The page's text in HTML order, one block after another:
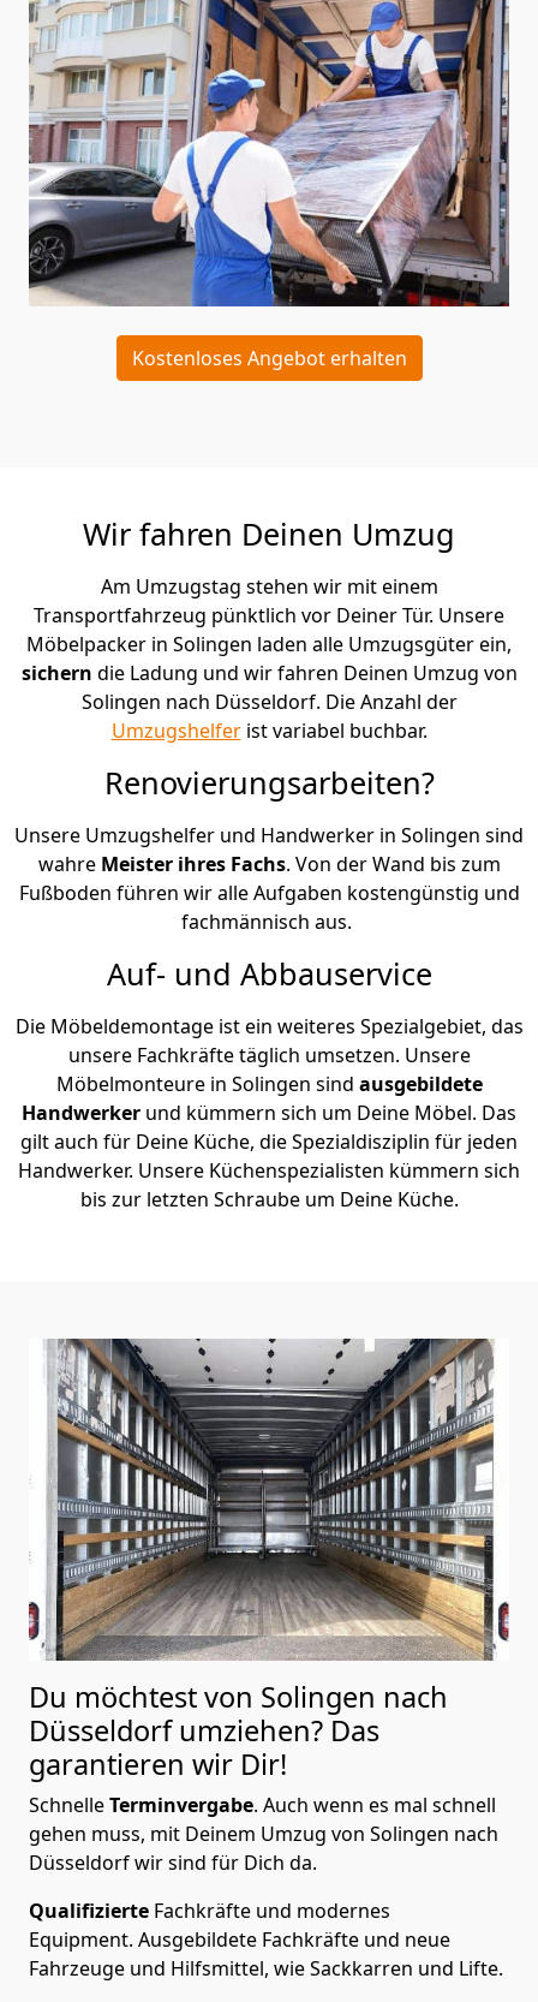
Kostenloses Angebot erhalten
Wir fahren Deinen Umzug
Am Umzugstag stehen wir mit einem
Transportfahrzeug pünktlich vor Deiner Tür. Unsere
Möbelpacker in Solingen laden alle Umzugsgüter ein,
sichern die Ladung und wir fahren Deinen Umzug von
Solingen nach Düsseldorf. Die Anzahl der
Umzugshelferist variabel buchbar.
Renovierungsarbeiten?
Unsere Umzugshelfer und Handwerker in Solingen sind
wahre Meister ihres Fachs. Von der Wand bis zum
Fußboden führen wir alle Aufgaben kostengünstig und
fachmännisch aus.
Auf- und Abbauservice
Die Möbeldemontage ist ein weiteres Spezialgebiet, das
unsere Fachkräfte täglich umsetzen. Unsere
Möbelmonteure in Solingen sind ausgebildete
Handwerker und kümmern sich um Deine Möbel. Das
gilt auch für Deine Küche, die Spezialdisziplin für jeden
Handwerker. Unsere Küchenspezialisten kümmern sich
bis zur letzten Schraube um Deine Küche.
Du möchtest von Solingen nach
Düsseldorfumziehen? Das
garantieren wir Dir!
SchnelleTerminvergabe. Auch wenn es mal schnell
gehen muss, mit Deinem Umzug von Solingen nach
Düsseldorf wir sind für Dich da.
Qualifizierte Fachkräfte und modernes
Equipment. Ausgebildete Fachkräfte und neue
Fahrzeuge und Hilfsmittel, wie Sackkarren und Lifte.